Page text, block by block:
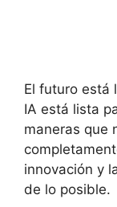
El futuro está
IA está lista
maneras que
innovación y
de lo posible.